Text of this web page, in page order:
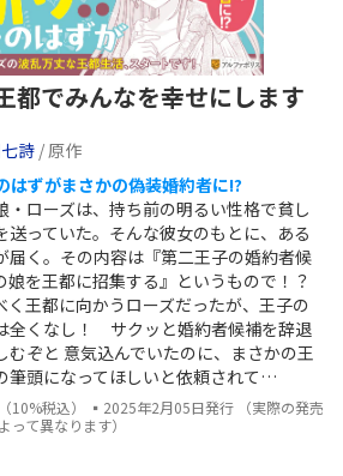
都でみんなを幸せにします
詩 / 原作
はずがまさかの偽装婚約者に!?
・ローズは、持ち前の明るい性格で貧し
送っていた。そんな彼女のもとに、ある
届く。その内容は『第二王子の婚約者候
娘を王都に招集する』というもので！？
王都に向かうローズだったが、王子の
全くなし！ サクッと婚約者候補を辞退
むぞと 意気込んでいたのに、まさかの王
筆頭になってほしいと依頼されて…
10%税込） ▪2025年2月05日発行 （実際の発売
って異なります）